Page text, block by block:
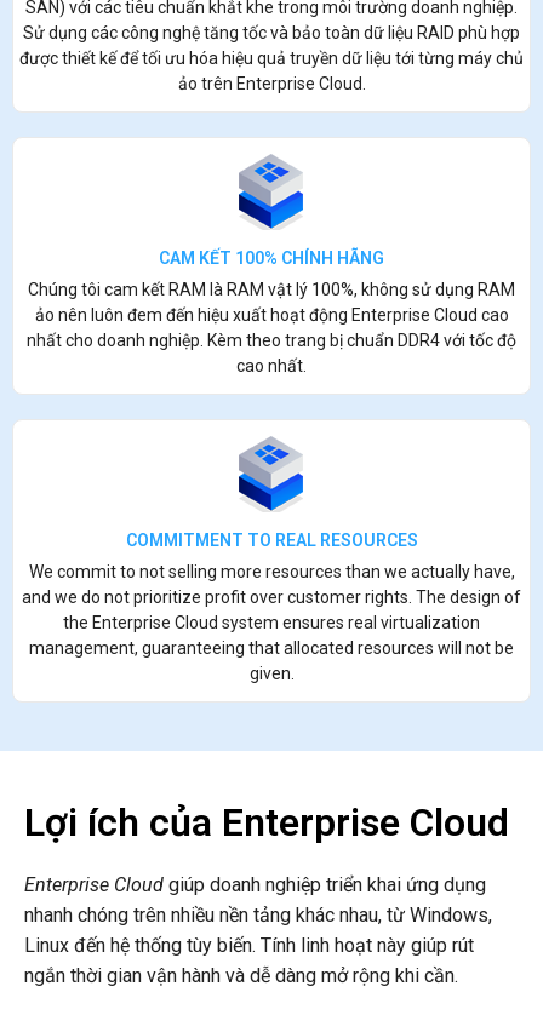
SAN) với các tiêu chuẩn khắt khe trong môi trường doanh nghiệp.
Sử dụng các công nghệ tăng tốc và bảo toàn dữ liệu RAID phù hợp
được thiết kế để tối ưu hóa hiệu quả truyền dữ liệu tới từng máy chủ
ảo trên Enterprise Cloud.
CAM KẾT 100% CHÍNH HÃNG
Chúng tôi cam kết RAM là RAM vật lý 100%, không sử dụng RAM
ảo nên luôn đem đến hiệu xuất hoạt động Enterprise Cloud cao
nhất cho doanh nghiệp. Kèm theo trang bị chuẩn DDR4 với tốc độ
cao nhất.
COMMITMENT TO REAL RESOURCES
We commit to not selling more resources than we actually have,
and we do not prioritize profit over customer rights. The design of
the Enterprise Cloud system ensures real virtualization
management, guaranteeing that allocated resources will not be
given.
Lợi ích của Enterprise Cloud
Enterprise Cloud giúp doanh nghiệp triển khai ứng dụng
nhanh chóng trên nhiều nền tảng khác nhau, từ Windows,
Linux đến hệ thống tùy biến. Tính linh hoạt này giúp rút
ngắn thời gian vận hành và dễ dàng mở rộng khi cần.